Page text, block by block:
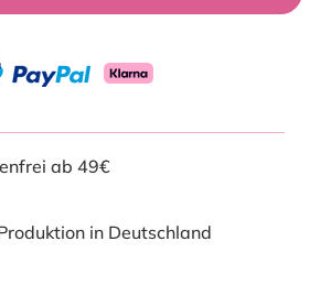
ab 49€
in Deutschland